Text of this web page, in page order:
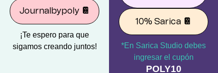
Journalbypoly 📔
¡Te espero para que
sigamos creando juntos!
10% Sarica 📔
*En Sarica Studio debes
ingresar el cupón
POLY10